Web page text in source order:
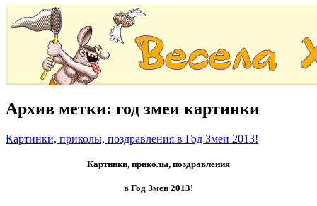
Архив метки: год змеи картинки
Картинки, приколы, поздравления в Год Змеи 2013!
Картинки, приколы, поздравления
в Год Змеи 2013!